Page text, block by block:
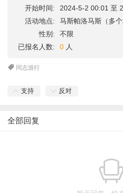
开始时间:
2024-5-2 00:01 至
活动地点:
马斯帕洛马斯（多个
性别:
不限
已报名人数:
0 人
同志游行
支持 反对
全部回复